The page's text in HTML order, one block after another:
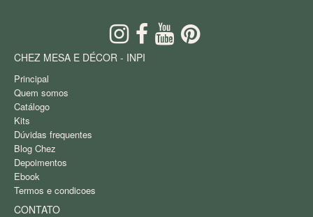
CHEZ MESA E DÉCOR - INPI
Principal
Quem somos
Catálogo
Kits
Dúvidas frequentes
Blog Chez
Depoimentos
Ebook
Termos e condicoes
CONTATO